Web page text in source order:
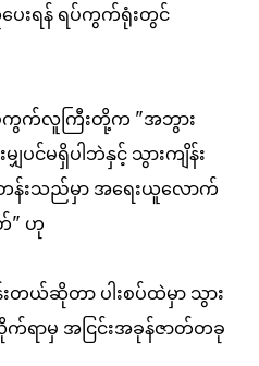
ပေးရန် ရပ်ကွက်ရုံးတွင်
ပ်ကွက်လူကြီးတို့က "အဘွား
ပင်မရှိပါဘဲနှင့် သွားကျိန်း
န်းသည်မှာ အရေးယူလောက်
" ဟု
ယ်ဆိုတာ ပါးစပ်ထဲမှာ သွား
ာမှ အငြင်းအခုန်ဇာတ်တခု